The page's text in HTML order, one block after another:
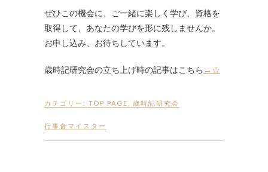
ぜひこの機会に、ご一緒に楽しく学び、資格を
取得して、あなたの学びを形に残しませんか。
お申し込み、お待ちしています。
歳時記研究会の立ち上げ時の記事はこちら →☆
カテゴリー: TOP PAGE 歳時記研究会
行事食マイスター